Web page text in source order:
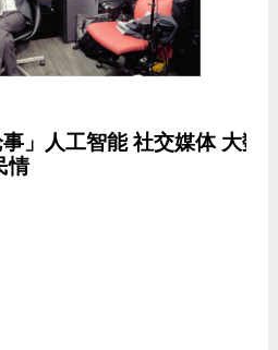
」人工智能 社交媒体 大数
情